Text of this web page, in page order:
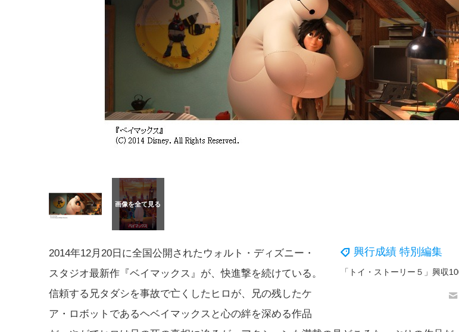
興行成績 特別編集
2014年12月20日に全国公開されたウォルト・ディズニー・
スタジオ最新作『ベイマックス』が、快進撃を続けている。
信頼する兄タダシを事故で亡くしたヒロが、兄の残したケ
ア・ロボットであるヘベイマックスと心の絆を深める作品